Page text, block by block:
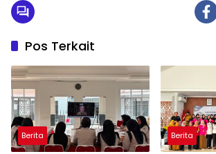
Pos Terkait
Berita Berita